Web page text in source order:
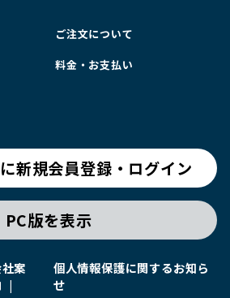
ご注文について
料金・お支払い
新規会員登録・ログイン
PC版を表示
案
個人情報保護に関するお知ら
せ